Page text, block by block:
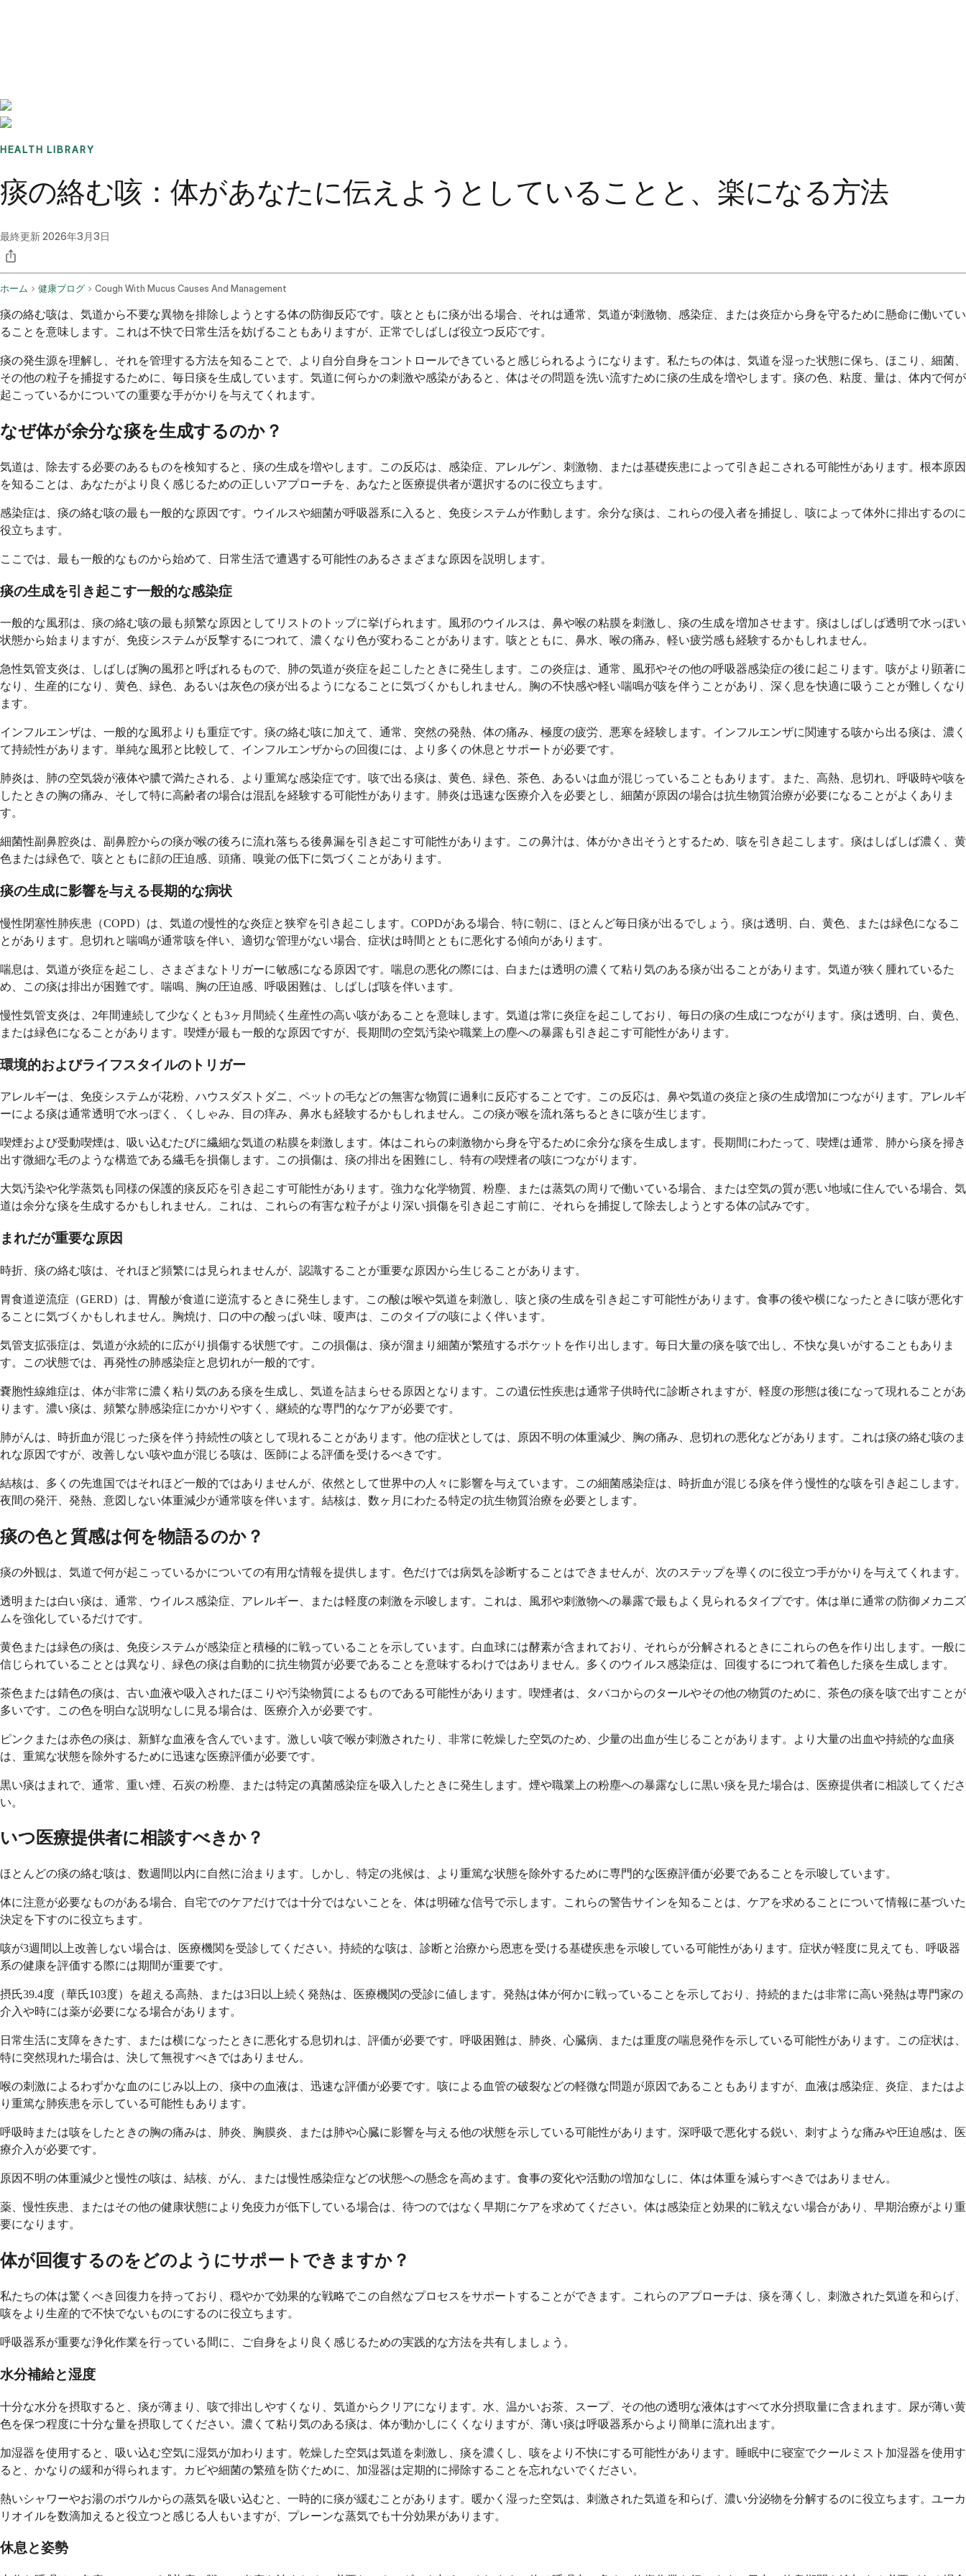
HEALTH LIBRARY
痰の絡む咳：体があなたに伝えようとしていることと、楽になる方法
最終更新2026年3月3日
ホーム 健康ブログ Cough With Mucus Causes And Management
痰の絡む咳は、気道から不要な異物を排除しようとする体の防御反応です。咳とともに痰が出る場合、それは通常、気道が刺激物、感染症、または炎症から身を守るために懸命に働いてい
ることを意味します。これは不快で日常生活を妨げることもありますが、正常でしばしば役立つ反応です。
痰の発生源を理解し、それを管理する方法を知ることで、より自分自身をコントロールできていると感じられるようになります。私たちの体は、気道を湿った状態に保ち、ほこり、細菌、
その他の粒子を捕捉するために、毎日痰を生成しています。気道に何らかの刺激や感染があると、体はその問題を洗い流すために痰の生成を増やします。痰の色、粘度、量は、体内で何が
起こっているかについての重要な手がかりを与えてくれます。
なぜ体が余分な痰を生成するのか？
気道は、除去する必要のあるものを検知すると、痰の生成を増やします。この反応は、感染症、アレルゲン、刺激物、または基礎疾患によって引き起こされる可能性があります。根本原因
を知ることは、あなたがより良く感じるための正しいアプローチを、あなたと医療提供者が選択するのに役立ちます。
感染症は、痰の絡む咳の最も一般的な原因です。ウイルスや細菌が呼吸器系に入ると、免疫システムが作動します。余分な痰は、これらの侵入者を捕捉し、咳によって体外に排出するのに
役立ちます。
ここでは、最も一般的なものから始めて、日常生活で遭遇する可能性のあるさまざまな原因を説明します。
痰の生成を引き起こす一般的な感染症
一般的な風邪は、痰の絡む咳の最も頻繁な原因としてリストのトップに挙げられます。風邪のウイルスは、鼻や喉の粘膜を刺激し、痰の生成を増加させます。痰はしばしば透明で水っぽい
状態から始まりますが、免疫システムが反撃するにつれて、濃くなり色が変わることがあります。咳とともに、鼻水、喉の痛み、軽い疲労感も経験するかもしれません。
急性気管支炎は、しばしば胸の風邪と呼ばれるもので、肺の気道が炎症を起こしたときに発生します。この炎症は、通常、風邪やその他の呼吸器感染症の後に起こります。咳がより顕著に
なり、生産的になり、黄色、緑色、あるいは灰色の痰が出るようになることに気づくかもしれません。胸の不快感や軽い喘鳴が咳を伴うことがあり、深く息を快適に吸うことが難しくなり
ます。
インフルエンザは、一般的な風邪よりも重症です。痰の絡む咳に加えて、通常、突然の発熱、体の痛み、極度の疲労、悪寒を経験します。インフルエンザに関連する咳から出る痰は、濃く
て持続性があります。単純な風邪と比較して、インフルエンザからの回復には、より多くの休息とサポートが必要です。
肺炎は、肺の空気袋が液体や膿で満たされる、より重篤な感染症です。咳で出る痰は、黄色、緑色、茶色、あるいは血が混じっていることもあります。また、高熱、息切れ、呼吸時や咳を
したときの胸の痛み、そして特に高齢者の場合は混乱を経験する可能性があります。肺炎は迅速な医療介入を必要とし、細菌が原因の場合は抗生物質治療が必要になることがよくありま
す。
細菌性副鼻腔炎は、副鼻腔からの痰が喉の後ろに流れ落ちる後鼻漏を引き起こす可能性があります。この鼻汁は、体がかき出そうとするため、咳を引き起こします。痰はしばしば濃く、黄
色または緑色で、咳とともに顔の圧迫感、頭痛、嗅覚の低下に気づくことがあります。
痰の生成に影響を与える長期的な病状
慢性閉塞性肺疾患（COPD）は、気道の慢性的な炎症と狭窄を引き起こします。COPDがある場合、特に朝に、ほとんど毎日痰が出るでしょう。痰は透明、白、黄色、または緑色になるこ
とがあります。息切れと喘鳴が通常咳を伴い、適切な管理がない場合、症状は時間とともに悪化する傾向があります。
喘息は、気道が炎症を起こし、さまざまなトリガーに敏感になる原因です。喘息の悪化の際には、白または透明の濃くて粘り気のある痰が出ることがあります。気道が狭く腫れているた
め、この痰は排出が困難です。喘鳴、胸の圧迫感、呼吸困難は、しばしば咳を伴います。
慢性気管支炎は、2年間連続して少なくとも3ヶ月間続く生産性の高い咳があることを意味します。気道は常に炎症を起こしており、毎日の痰の生成につながります。痰は透明、白、黄色、
または緑色になることがあります。喫煙が最も一般的な原因ですが、長期間の空気汚染や職業上の塵への暴露も引き起こす可能性があります。
環境的およびライフスタイルのトリガー
アレルギーは、免疫システムが花粉、ハウスダストダニ、ペットの毛などの無害な物質に過剰に反応することです。この反応は、鼻や気道の炎症と痰の生成増加につながります。アレルギ
ーによる痰は通常透明で水っぽく、くしゃみ、目の痒み、鼻水も経験するかもしれません。この痰が喉を流れ落ちるときに咳が生じます。
喫煙および受動喫煙は、吸い込むたびに繊細な気道の粘膜を刺激します。体はこれらの刺激物から身を守るために余分な痰を生成します。長期間にわたって、喫煙は通常、肺から痰を掃き
出す微細な毛のような構造である繊毛を損傷します。この損傷は、痰の排出を困難にし、特有の喫煙者の咳につながります。
大気汚染や化学蒸気も同様の保護的痰反応を引き起こす可能性があります。強力な化学物質、粉塵、または蒸気の周りで働いている場合、または空気の質が悪い地域に住んでいる場合、気
道は余分な痰を生成するかもしれません。これは、これらの有害な粒子がより深い損傷を引き起こす前に、それらを捕捉して除去しようとする体の試みです。
まれだが重要な原因
時折、痰の絡む咳は、それほど頻繁には見られませんが、認識することが重要な原因から生じることがあります。
胃食道逆流症（GERD）は、胃酸が食道に逆流するときに発生します。この酸は喉や気道を刺激し、咳と痰の生成を引き起こす可能性があります。食事の後や横になったときに咳が悪化す
ることに気づくかもしれません。胸焼け、口の中の酸っぱい味、嗄声は、このタイプの咳によく伴います。
気管支拡張症は、気道が永続的に広がり損傷する状態です。この損傷は、痰が溜まり細菌が繁殖するポケットを作り出します。毎日大量の痰を咳で出し、不快な臭いがすることもありま
す。この状態では、再発性の肺感染症と息切れが一般的です。
嚢胞性線維症は、体が非常に濃く粘り気のある痰を生成し、気道を詰まらせる原因となります。この遺伝性疾患は通常子供時代に診断されますが、軽度の形態は後になって現れることがあ
ります。濃い痰は、頻繁な肺感染症にかかりやすく、継続的な専門的なケアが必要です。
肺がんは、時折血が混じった痰を伴う持続性の咳として現れることがあります。他の症状としては、原因不明の体重減少、胸の痛み、息切れの悪化などがあります。これは痰の絡む咳のま
れな原因ですが、改善しない咳や血が混じる咳は、医師による評価を受けるべきです。
結核は、多くの先進国ではそれほど一般的ではありませんが、依然として世界中の人々に影響を与えています。この細菌感染症は、時折血が混じる痰を伴う慢性的な咳を引き起こします。
夜間の発汗、発熱、意図しない体重減少が通常咳を伴います。結核は、数ヶ月にわたる特定の抗生物質治療を必要とします。
痰の色と質感は何を物語るのか？
痰の外観は、気道で何が起こっているかについての有用な情報を提供します。色だけでは病気を診断することはできませんが、次のステップを導くのに役立つ手がかりを与えてくれます。
透明または白い痰は、通常、ウイルス感染症、アレルギー、または軽度の刺激を示唆します。これは、風邪や刺激物への暴露で最もよく見られるタイプです。体は単に通常の防御メカニズ
ムを強化しているだけです。
黄色または緑色の痰は、免疫システムが感染症と積極的に戦っていることを示しています。白血球には酵素が含まれており、それらが分解されるときにこれらの色を作り出します。一般に
信じられていることとは異なり、緑色の痰は自動的に抗生物質が必要であることを意味するわけではありません。多くのウイルス感染症は、回復するにつれて着色した痰を生成します。
茶色または錆色の痰は、古い血液や吸入されたほこりや汚染物質によるものである可能性があります。喫煙者は、タバコからのタールやその他の物質のために、茶色の痰を咳で出すことが
多いです。この色を明白な説明なしに見る場合は、医療介入が必要です。
ピンクまたは赤色の痰は、新鮮な血液を含んでいます。激しい咳で喉が刺激されたり、非常に乾燥した空気のため、少量の出血が生じることがあります。より大量の出血や持続的な血痰
は、重篤な状態を除外するために迅速な医療評価が必要です。
黒い痰はまれで、通常、重い煙、石炭の粉塵、または特定の真菌感染症を吸入したときに発生します。煙や職業上の粉塵への暴露なしに黒い痰を見た場合は、医療提供者に相談してくださ
い。
いつ医療提供者に相談すべきか？
ほとんどの痰の絡む咳は、数週間以内に自然に治まります。しかし、特定の兆候は、より重篤な状態を除外するために専門的な医療評価が必要であることを示唆しています。
体に注意が必要なものがある場合、自宅でのケアだけでは十分ではないことを、体は明確な信号で示します。これらの警告サインを知ることは、ケアを求めることについて情報に基づいた
決定を下すのに役立ちます。
咳が3週間以上改善しない場合は、医療機関を受診してください。持続的な咳は、診断と治療から恩恵を受ける基礎疾患を示唆している可能性があります。症状が軽度に見えても、呼吸器
系の健康を評価する際には期間が重要です。
摂氏39.4度（華氏103度）を超える高熱、または3日以上続く発熱は、医療機関の受診に値します。発熱は体が何かに戦っていることを示しており、持続的または非常に高い発熱は専門家の
介入や時には薬が必要になる場合があります。
日常生活に支障をきたす、または横になったときに悪化する息切れは、評価が必要です。呼吸困難は、肺炎、心臓病、または重度の喘息発作を示している可能性があります。この症状は、
特に突然現れた場合は、決して無視すべきではありません。
喉の刺激によるわずかな血のにじみ以上の、痰中の血液は、迅速な評価が必要です。咳による血管の破裂などの軽微な問題が原因であることもありますが、血液は感染症、炎症、またはよ
り重篤な肺疾患を示している可能性もあります。
呼吸時または咳をしたときの胸の痛みは、肺炎、胸膜炎、または肺や心臓に影響を与える他の状態を示している可能性があります。深呼吸で悪化する鋭い、刺すような痛みや圧迫感は、医
療介入が必要です。
原因不明の体重減少と慢性の咳は、結核、がん、または慢性感染症などの状態への懸念を高めます。食事の変化や活動の増加なしに、体は体重を減らすべきではありません。
薬、慢性疾患、またはその他の健康状態により免疫力が低下している場合は、待つのではなく早期にケアを求めてください。体は感染症と効果的に戦えない場合があり、早期治療がより重
要になります。
体が回復するのをどのようにサポートできますか？
私たちの体は驚くべき回復力を持っており、穏やかで効果的な戦略でこの自然なプロセスをサポートすることができます。これらのアプローチは、痰を薄くし、刺激された気道を和らげ、
咳をより生産的で不快でないものにするのに役立ちます。
呼吸器系が重要な浄化作業を行っている間に、ご自身をより良く感じるための実践的な方法を共有しましょう。
水分補給と湿度
十分な水分を摂取すると、痰が薄まり、咳で排出しやすくなり、気道からクリアになります。水、温かいお茶、スープ、その他の透明な液体はすべて水分摂取量に含まれます。尿が薄い黄
色を保つ程度に十分な量を摂取してください。濃くて粘り気のある痰は、体が動かしにくくなりますが、薄い痰は呼吸器系からより簡単に流れ出ます。
加湿器を使用すると、吸い込む空気に湿気が加わります。乾燥した空気は気道を刺激し、痰を濃くし、咳をより不快にする可能性があります。睡眠中に寝室でクールミスト加湿器を使用す
ると、かなりの緩和が得られます。カビや細菌の繁殖を防ぐために、加湿器は定期的に掃除することを忘れないでください。
熱いシャワーやお湯のボウルからの蒸気を吸い込むと、一時的に痰が緩むことがあります。暖かく湿った空気は、刺激された気道を和らげ、濃い分泌物を分解するのに役立ちます。ユーカ
リオイルを数滴加えると役立つと感じる人もいますが、プレーンな蒸気でも十分効果があります。
休息と姿勢